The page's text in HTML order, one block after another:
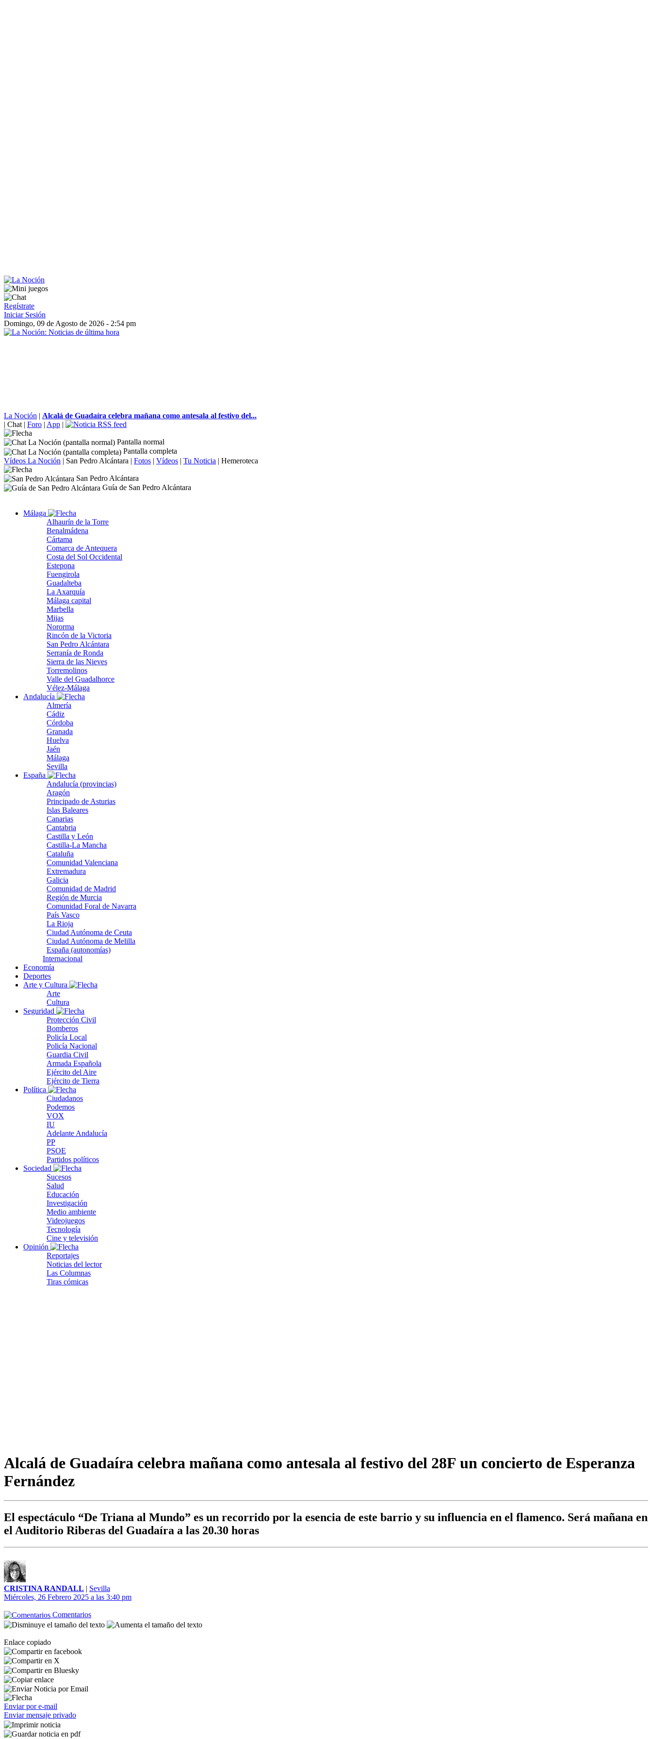
Regístrate
Iniciar Sesión
Domingo, 09 de Agosto de 2026 - 2:54 pm
La Noción | Alcalá de Guadaíra celebra mañana como antesala al festivo del...
| Chat | Foro | App |
Pantalla normal
Pantalla completa
Vídeos La Noción | San Pedro Alcántara | Fotos | Vídeos | Tu Noticia | Hemeroteca
San Pedro Alcántara
Guía de San Pedro Alcántara
Málaga
Alhaurín de la Torre
Benalmádena
Cártama
Comarca de Antequera
Costa del Sol Occidental
Estepona
Fuengirola
Guadalteba
La Axarquía
Málaga capital
Marbella
Mijas
Nororma
Rincón de la Victoria
San Pedro Alcántara
Serranía de Ronda
Sierra de las Nieves
Torremolinos
Valle del Guadalhorce
Vélez-Málaga
Andalucía
Almería
Cádiz
Córdoba
Granada
Huelva
Jaén
Málaga
Sevilla
España
Andalucía (provincias)
Aragón
Principado de Asturias
Islas Baleares
Canarias
Cantabria
Castilla y León
Castilla-La Mancha
Cataluña
Comunidad Valenciana
Extremadura
Galicia
Comunidad de Madrid
Región de Murcia
Comunidad Foral de Navarra
País Vasco
La Rioja
Ciudad Autónoma de Ceuta
Ciudad Autónoma de Melilla
España (autonomías)
Internacional
Economía
Deportes
Arte y Cultura
Arte
Cultura
Seguridad
Protección Civil
Bomberos
Policía Local
Policía Nacional
Guardia Civil
Armada Española
Ejército del Aire
Ejército de Tierra
Política
Ciudadanos
Podemos
VOX
IU
Adelante Andalucía
PP
PSOE
Partidos políticos
Sociedad
Sucesos
Salud
Educación
Investigación
Medio ambiente
Videojuegos
Tecnología
Cine y televisión
Opinión
Reportajes
Noticias del lector
Las Columnas
Tiras cómicas
Alcalá de Guadaíra celebra mañana como antesala al festivo del 28F un concierto de Esperanza
Fernández
El espectáculo “De Triana al Mundo” es un recorrido por la esencia de este barrio y su influencia en el flamenco. Será mañana en
el Auditorio Riberas del Guadaíra a las 20.30 horas
CRISTINA RANDALL | Sevilla
Miércoles, 26 Febrero 2025 a las 3:40 pm
Comentarios
Enlace copiado
Enviar por e-mail
Enviar mensaje privado